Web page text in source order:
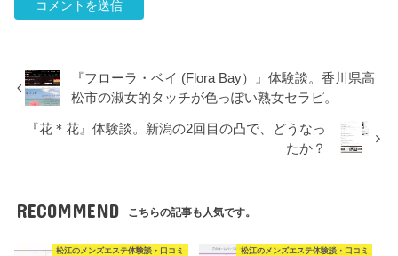
『フローラ・ベイ (Flora Bay）』体験談。香川県高
松市の淑女的タッチが色っぽい熟女セラピ。
『花＊花』体験談。新潟の2回目の凸で、どうなっ
たか？
RECOMMEND こちらの記事も人気です。
松江のメンズエステ体験談・口コミ 松江のメンズエステ体験談・口コミ